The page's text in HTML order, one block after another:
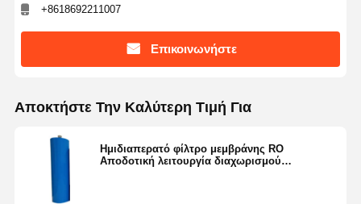
Εξοπλισμός για υπερκαθαρό νερό
Συστήματα βιομηχανικής καθαρισμού νερού
Εξιοντισμένη μηχανή νερού
+8618692211007
Επικοινωνήστε
Αποκτήστε Την Καλύτερη Τιμή Για
Ημιδιαπερατό φίλτρο μεμβράνης RO
Αποδοτική λειτουργία διαχωρισμού